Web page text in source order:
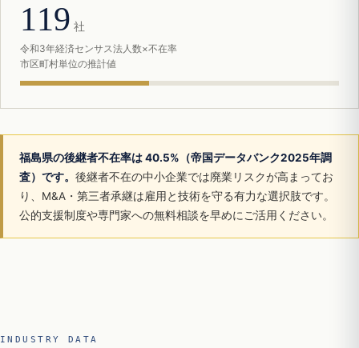
119 社
令和3年経済センサス法人数×不在率
市区町村単位の推計値
福島県の後継者不在率は 40.5%（帝国データバンク2025年調
査）です。 後継者不在の中小企業では廃業リスクが高まってお
り、M&A・第三者承継は雇用と技術を守る有力な選択肢です。
公的支援制度や専門家への無料相談を早めにご活用ください。
INDUSTRY DATA